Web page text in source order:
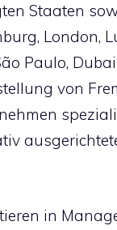
Staaten
London,
Paulo,
von
in